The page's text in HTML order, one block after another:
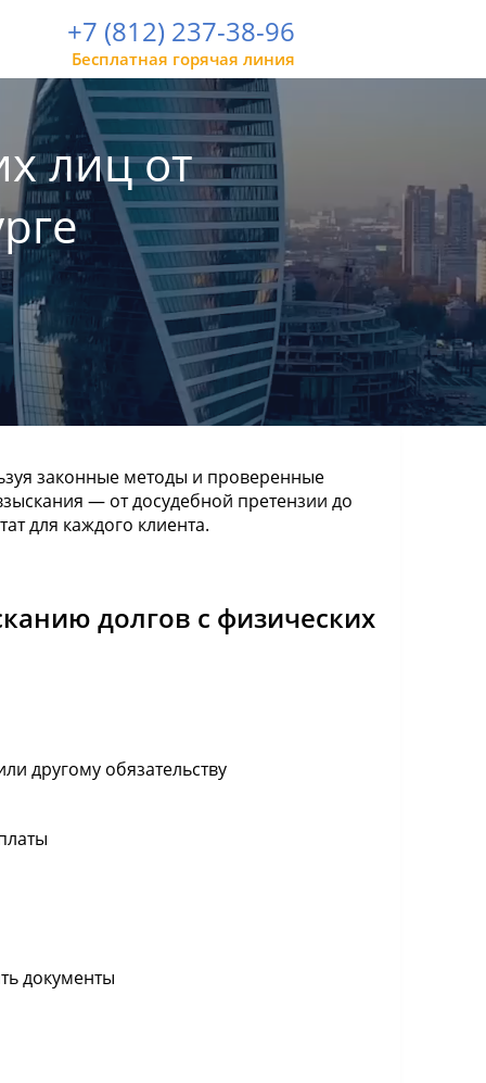
+7 (812) 237-38-96
Бесплатная горячая линия
лиц от
законные методы и проверенные
— от досудебной претензии до
для каждого клиента.
долгов с физических
другому обязательству
документы